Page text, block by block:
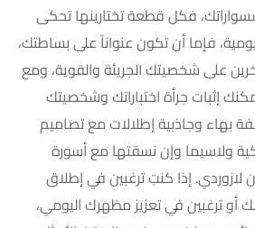
فكل قطعة تختارينها تحكى
فإما أن تكون عنواناً على بساطتك،
على شخصيتك الجريئة والقوية، ومع
إثبات جرأة اختباراتك وشخصيتك
بهاء وجاذبية إطلالات مع تصاميم
ولاسيما وإن نسقتها مع أسورة
لازوردي. إذا كنتِ ترغبين في إطلاق
أو ترغبين في تعزيز مظهرك اليومي،